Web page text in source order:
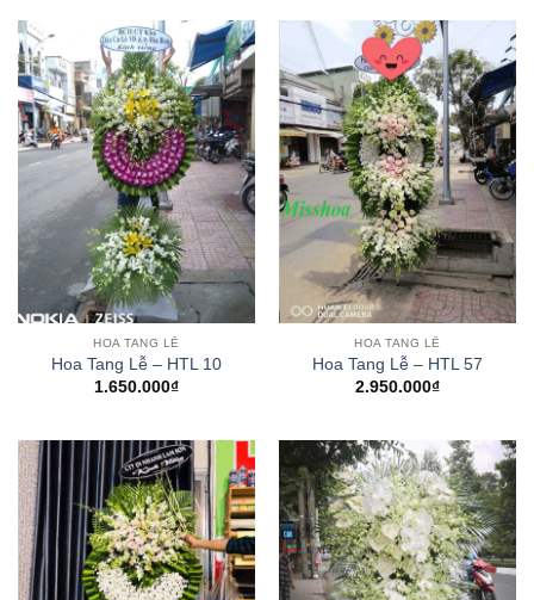
HOA TANG LỄ
Hoa Tang Lễ – HTL 10
1.650.000₫
HOA TANG LỄ
Hoa Tang Lễ – HTL 57
2.950.000₫